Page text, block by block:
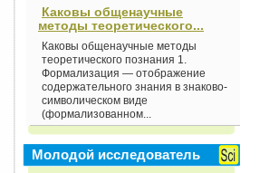
Каковы общенаучные
методы теоретического...
Каковы общенаучные методы
теоретического познания 1.
Формализация — отображение
содержательного знания в знаково-
символическом виде
(формализованном...
Молодой исследователь